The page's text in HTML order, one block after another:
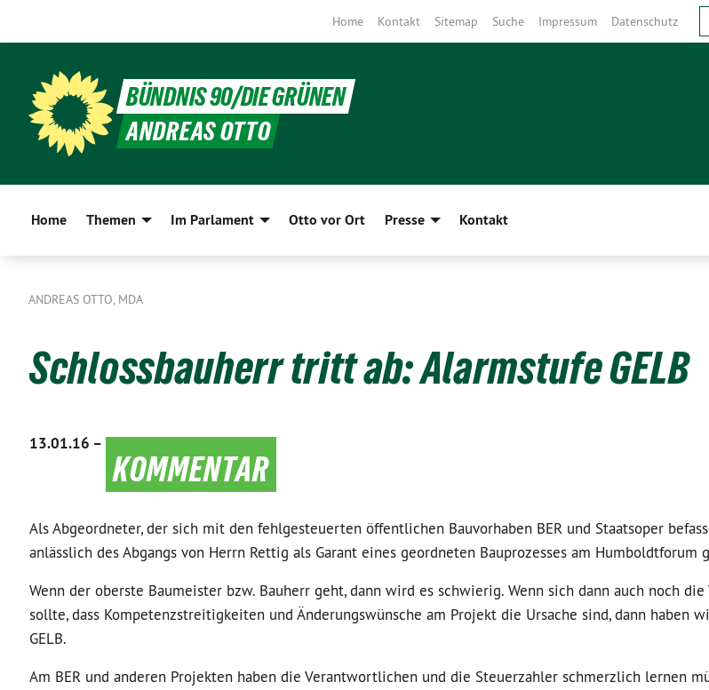
Home Kontakt Sitemap Suche Impressum Datenschutz
BÜNDNIS 90/DIE GRÜNEN
ANDREAS OTTO
Home Themen Im Parlament Otto vor Ort Presse Kontakt
ANDREAS OTTO, MDA
Schlossbauherr tritt ab: Alarmstufe GELB
13.01.16 – kommentar
Als Abgeordneter, der sich mit den fehlgesteuerten öffentlichen Bauvorhaben BER und Staatsoper
anlässlich des Abgangs von Herrn Rettig als Garant eines geordneten Bauprozesses am Humboldtforum
Wenn der oberste Baumeister bzw. Bauherr geht, dann wird es schwierig. Wenn sich dann auch noch
sollte, dass Kompetenzstreitigkeiten und Änderungswünsche am Projekt die Ursache sind, dann haben
GELB.
Am BER und anderen Projekten haben die Verantwortlichen und die Steuerzahler schmerzlich lernen